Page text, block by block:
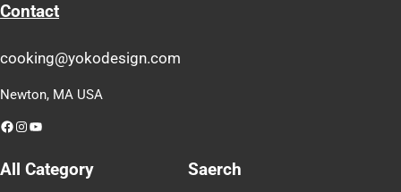
Contact
cooking@yokodesign.com
Newton, MA USA
Facebook
Instagram
YouTube
All Category Saerch